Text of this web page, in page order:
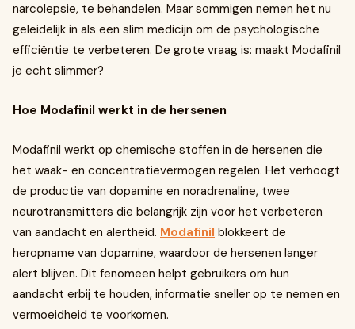
narcolepsie, te behandelen. Maar sommigen nemen het nu
geleidelijk in als een slim medicijn om de psychologische
efficiëntie te verbeteren. De grote vraag is: maakt Modafinil
je echt slimmer?
Hoe Modafinil werkt in de hersenen
Modafinil werkt op chemische stoffen in de hersenen die
het waak- en concentratievermogen regelen. Het verhoogt
de productie van dopamine en noradrenaline, twee
neurotransmitters die belangrijk zijn voor het verbeteren
van aandacht en alertheid. Modafinil blokkeert de
heropname van dopamine, waardoor de hersenen langer
alert blijven. Dit fenomeen helpt gebruikers om hun
aandacht erbij te houden, informatie sneller op te nemen en
vermoeidheid te voorkomen.